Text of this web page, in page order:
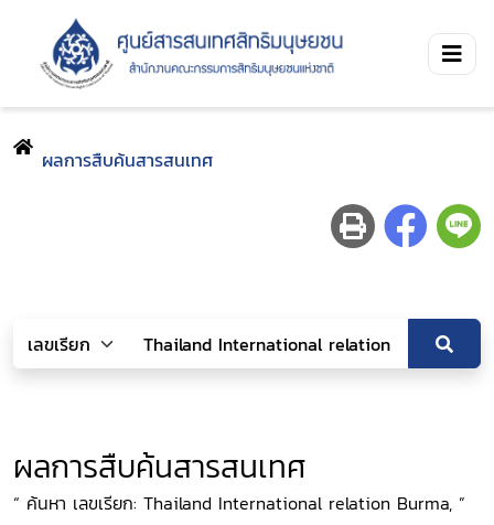
ผลการสืบค้นสารสนเทศ
ผลการสืบค้นสารสนเทศ
“ ค้นหา เลขเรียก: Thailand International relation Burma, ”